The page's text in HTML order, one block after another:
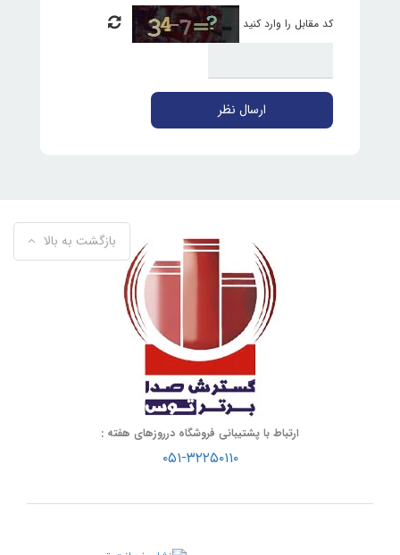
کد مقابل را وارد کنید
ارسال نظر
بازگشت به بالا
ارتباط با پشتیبانی فروشگاه درروزهای هفته :
۰۵۱-۳۲۲۵۰۱۱۰